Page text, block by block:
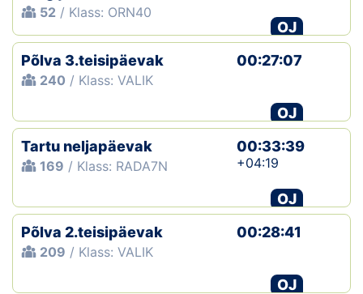
52 / Klass: ORN40
OJ
Põlva 3.teisipäevak
240 / Klass: VALIK
00:27:07
OJ
Tartu neljapäevak
169 / Klass: RADA7N
00:33:39
+04:19
OJ
Põlva 2.teisipäevak
209 / Klass: VALIK
00:28:41
OJ